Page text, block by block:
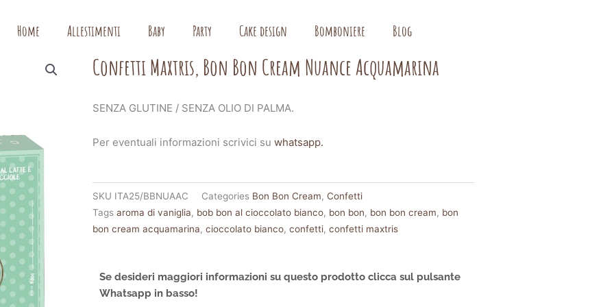
Home Allestimenti Baby Party Cake design Bomboniere Blog
Confetti Maxtris, Bon Bon Cream Nuance Acquamarina
SENZA GLUTINE / SENZA OLIO DI PALMA.
Per eventuali informazioni scrivici suwhatsapp.
SKU ITA25/BBNUAAC Categories Bon Bon Cream,Confetti
Tags aroma di vaniglia, bob bon al cioccolato bianco, bon bon, bon bon cream, bon
bon cream acquamarina,cioccolato bianco,confetti,confetti maxtris
Se desideri maggiori informazioni su questo prodotto clicca sul pulsante
Whatsapp in basso!